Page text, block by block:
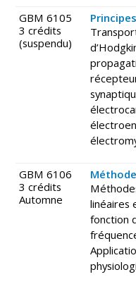
GBM 6105
3 crédits
(suspendu)
GBM 6106
3 crédits
Automne
linéaires
fonction